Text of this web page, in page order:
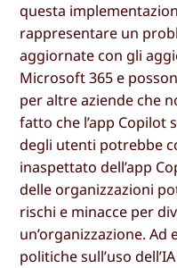
questa
rappresentare un
aggiornate con gli
Microsoft 365 e
per altre aziende che
fatto che l’app Copilot
degli utenti potrebbe
inaspettato dell’app
delle organizzazioni
rischi e minacce per
un’organizzazione.
politiche sull’uso